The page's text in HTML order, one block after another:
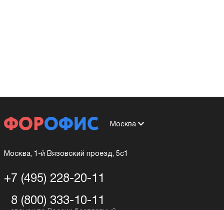
Москва
Москва, 1-й Вязовский проезд, 5с1
+7 (495) 228-20-11
8 (800) 333-10-11